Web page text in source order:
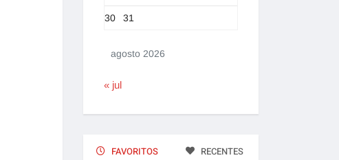
agosto 2026
30 31
« jul
FAVORITOS RECENTES